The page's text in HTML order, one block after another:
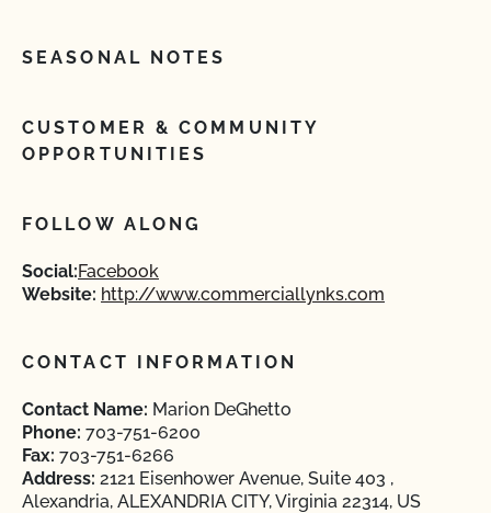
SEASONAL NOTES
CUSTOMER & COMMUNITY
OPPORTUNITIES
FOLLOW ALONG
Social:Facebook
Website: http://www.commerciallynks.com
CONTACT INFORMATION
Contact Name: Marion DeGhetto
Phone: 703-751-6200
Fax: 703-751-6266
Address: 2121 Eisenhower Avenue, Suite 403 ,
Alexandria, ALEXANDRIA CITY, Virginia 22314, US